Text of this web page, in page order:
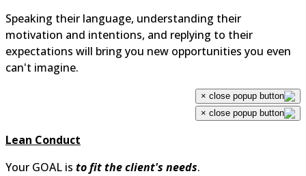
Speaking their language, understanding their
motivation and intentions, and replying to their
expectations will bring you new opportunities you even
can't imagine.
×
×
Lean Conduct
Your GOAL is to fit the client's needs.